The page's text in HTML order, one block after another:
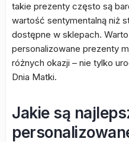
takie prezenty często są
wartość sentymentalną niż
dostępne w sklepach.
personalizowane prezenty
różnych okazji – nie tylko
Dnia Matki.
Jakie są